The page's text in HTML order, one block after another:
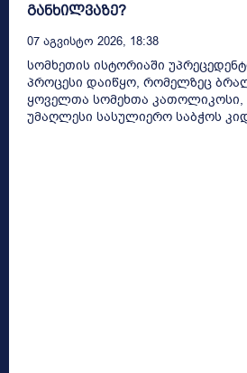
განხილვაზე?
07 Აგვისტო 2026, 18:38
სომხეთის ისტორიაში
პროცესი დაიწყო, რომელზეც
ყოველთა სომეხთა კათოლიკოსი,
უმაღლესი სასულიერო საბჭოს